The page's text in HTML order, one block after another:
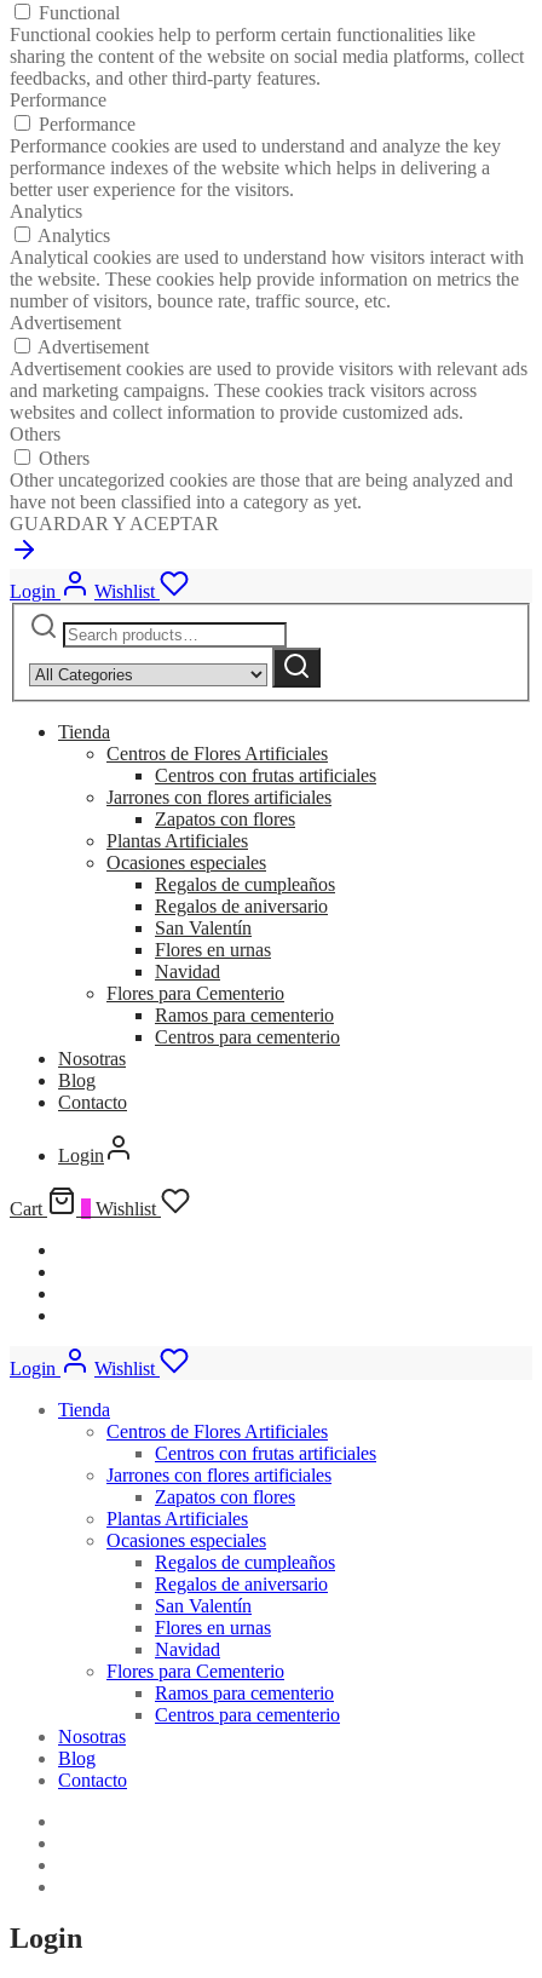
Functional
Functional cookies help to perform certain functionalities like
sharing the content of the website on social media platforms, collect
feedbacks, and other third-party features.
Performance
Performance
Performance cookies are used to understand and analyze the key
performance indexes of the website which helps in delivering a
better user experience for the visitors.
Analytics
Analytics
Analytical cookies are used to understand how visitors interact with
the website. These cookies help provide information on metrics the
number of visitors, bounce rate, traffic source, etc.
Advertisement
Advertisement
Advertisement cookies are used to provide visitors with relevant ads
and marketing campaigns. These cookies track visitors across
websites and collect information to provide customized ads.
Others
Others
Other uncategorized cookies are those that are being analyzed and
have not been classified into a category as yet.
GUARDAR Y ACEPTAR
Login
Wishlist
Search
for:
category:
Search
Tienda
Centros de Flores Artificiales
Centros con frutas artificiales
Jarrones con flores artificiales
Zapatos con flores
Plantas Artificiales
Ocasiones especiales
Regalos de cumpleaños
Regalos de aniversario
San Valentín
Flores en urnas
Navidad
Flores para Cementerio
Ramos para cementerio
Centros para cementerio
Nosotras
Blog
Contacto
Login
Cart Wishlist
Login
Wishlist
Tienda
Centros de Flores Artificiales
Centros con frutas artificiales
Jarrones con flores artificiales
Zapatos con flores
Plantas Artificiales
Ocasiones especiales
Regalos de cumpleaños
Regalos de aniversario
San Valentín
Flores en urnas
Navidad
Flores para Cementerio
Ramos para cementerio
Centros para cementerio
Nosotras
Blog
Contacto
Login